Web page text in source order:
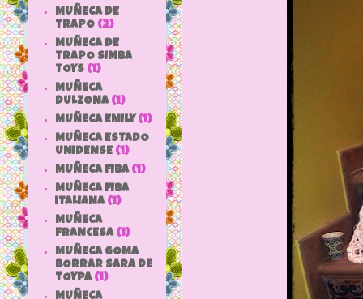
MUÑECA DE
TRAPO (2)
MUÑECA DE
TRAPO SIMBA
TOYS (1)
MUÑECA
DULZONA (1)
MUÑECA EMILY (1)
MUÑECA ESTADO
UNIDENSE (1)
MUÑECA FIBA (1)
MUÑECA FIBA
ITALIANA (1)
MUÑECA
FRANCESA (1)
MUÑECA GOMA
BORRAR SARA DE
TOYPA (1)
MUÑECA